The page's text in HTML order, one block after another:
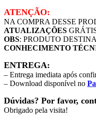
ATENÇÃO:
NA COMPRA DESSE
ATUALIZAÇÕES
OBS: PRODUTO
CONHECIMENTO
ENTREGA:
– Entrega imediata após
– Download disponível no
Dúvidas? Por favor,
Obrigado pela visita!